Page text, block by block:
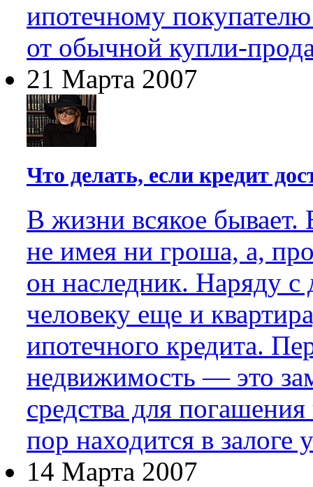
ипотечному
от обычной купли-
21 Марта 2007
Что делать, если кредит
В жизни всякое бывает.
не имея ни гроша, а,
он наследник. Наряду
человеку еще и
ипотечного кредита.
недвижимость — это
средства для
пор находится в залоге
14 Марта 2007